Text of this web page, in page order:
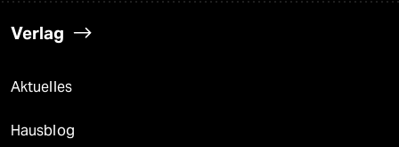
Verlag
Aktuelles
Hausblog